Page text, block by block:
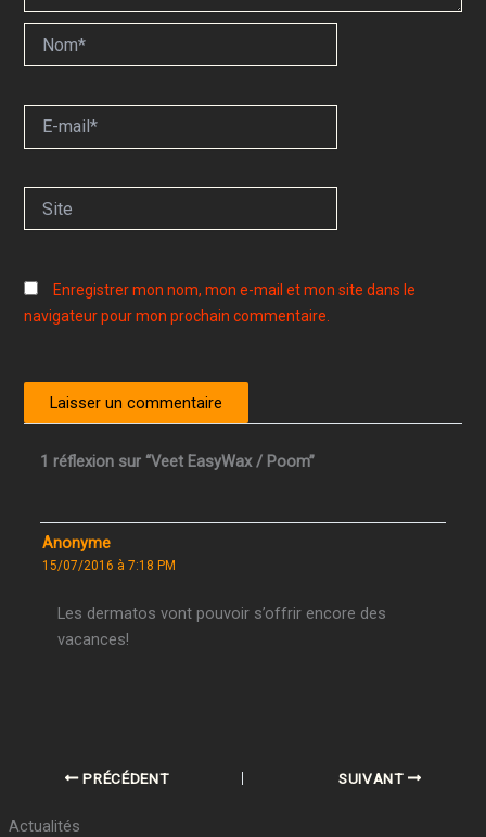
mail*
Enregistrer mon nom, mon e-mail et mon site dans le
navigateur pour mon prochain commentaire.
1 réflexion sur “Veet EasyWax / Poom”
Anonyme
15/07/2016 à 7:18 PM
Les dermatos vont pouvoir s’offrir encore des
vacances!
PRÉCÉDENT SUIVANT
Actualités